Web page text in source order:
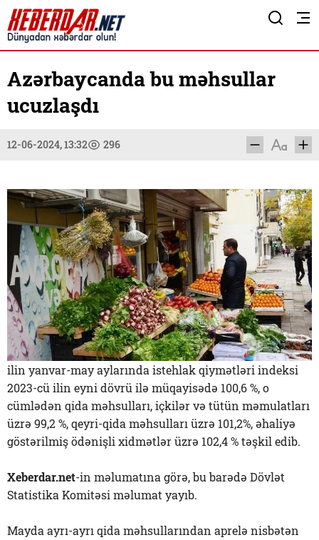
Azərbaycanda bu məhsullar
ucuzlaşdı
12-06-2024, 13:32 296
ilin yanvar-may aylarında istehlak qiymətləri indeksi
2023-cü ilin eyni dövrü ilə müqayisədə 100,6 %, o
cümlədən qida məhsulları, içkilər və tütün məmulatları
üzrə 99,2 %, qeyri-qida məhsulları üzrə 101,2%, əhaliyə
göstərilmiş ödənişli xidmətlər üzrə 102,4 % təşkil edib.
Xeberdar.net-in məlumatına görə, bu barədə Dövlət
Statistika Komitəsi məlumat yayıb.
Mayda ayrı-ayrı qida məhsullarından aprelə nisbətən